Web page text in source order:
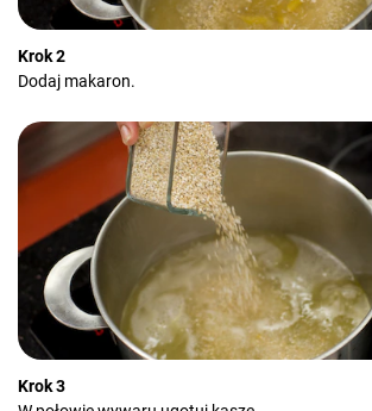
Krok 2
Dodaj makaron.
Krok 3